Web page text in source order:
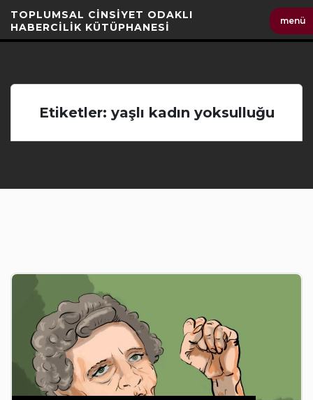
Geç
TOPLUMSAL CİNSİYET ODAKLI
HABERCİLİK KÜTÜPHANESİ
menü
Etiketler: yaşlı kadın yoksulluğu